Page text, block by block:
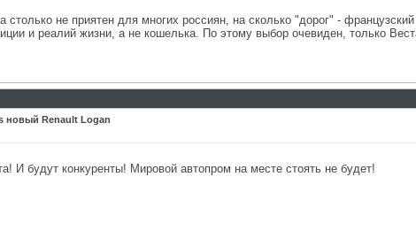
столько не приятен для многих россиян, на сколько "дорог" -
и реалий жизни, а не кошелька. По этому выбор очевиден, только
новый Renault Logan
И будут конкуренты! Мировой автопром на месте стоять не будет!